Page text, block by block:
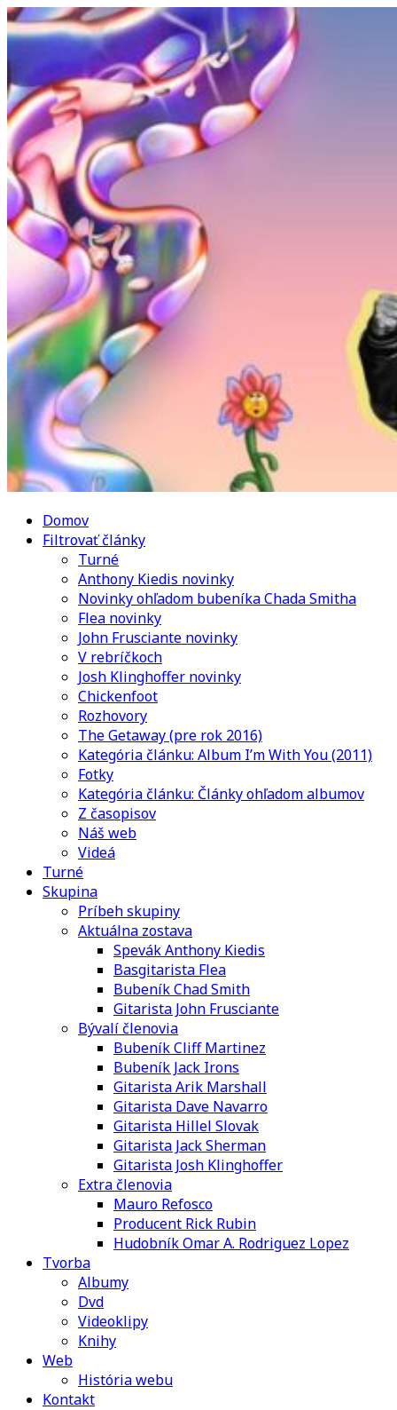
Domov
Filtrovať články
Turné
Anthony Kiedis novinky
Novinky ohľadom bubeníka Chada Smitha
Flea novinky
John Frusciante novinky
V rebríčkoch
Josh Klinghoffer novinky
Chickenfoot
Rozhovory
The Getaway (pre rok 2016)
Kategória článku: Album I’m With You (2011)
Fotky
Kategória článku: Články ohľadom albumov
Z časopisov
Náš web
Videá
Turné
Skupina
Príbeh skupiny
Aktuálna zostava
Spevák Anthony Kiedis
Basgitarista Flea
Bubeník Chad Smith
Gitarista John Frusciante
Bývalí členovia
Bubeník Cliff Martinez
Bubeník Jack Irons
Gitarista Arik Marshall
Gitarista Dave Navarro
Gitarista Hillel Slovak
Gitarista Jack Sherman
Gitarista Josh Klinghoffer
Extra členovia
Mauro Refosco
Producent Rick Rubin
Hudobník Omar A. Rodriguez Lopez
Tvorba
Albumy
Dvd
Videoklipy
Knihy
Web
História webu
Kontakt